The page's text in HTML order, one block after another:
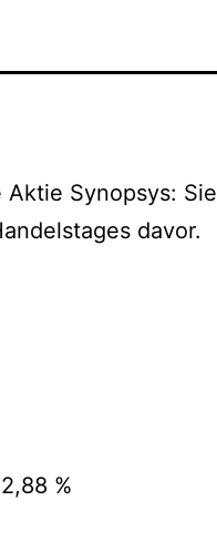
Synopsys: Sie
davor.
%